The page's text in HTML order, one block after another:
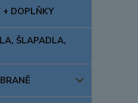
+ DOPLŇKY
ŠLAPADLA,